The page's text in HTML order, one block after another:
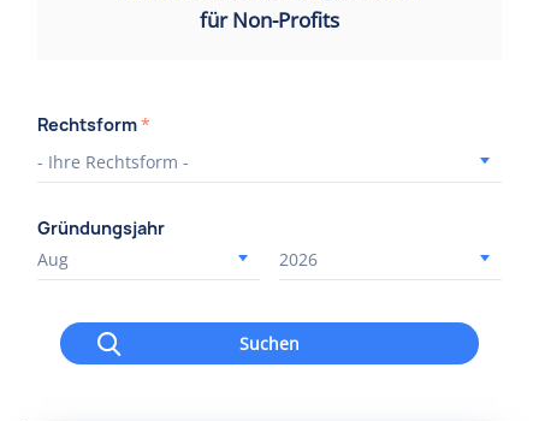
für Non-Profits
Rechtsform*
Gründungsjahr
Suchen